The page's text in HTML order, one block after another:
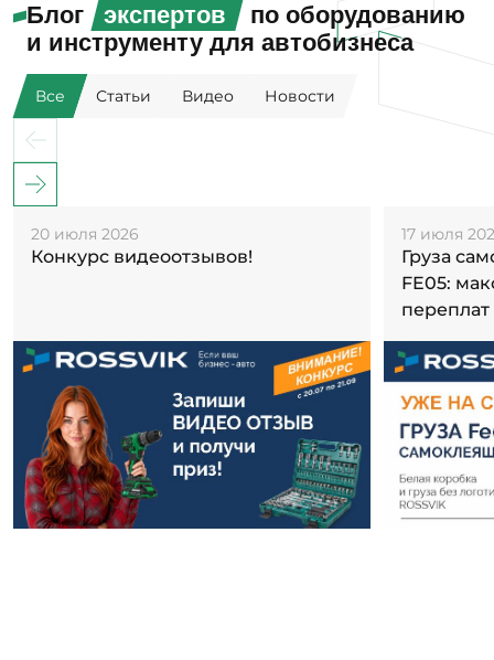
Блог экспертов
по оборудованию
и инструменту для автобизнеса
Все Статьи Видео Новости
20 июля 2026
Конкурс видеоотзывов!
17 июля
Груза
FE05:
переплат